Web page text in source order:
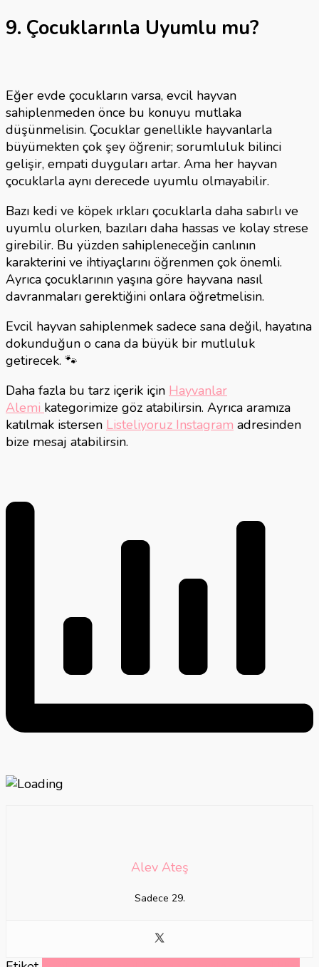
9. Çocuklarınla Uyumlu mu?
Eğer evde çocukların varsa, evcil hayvan
sahiplenmeden önce bu konuyu mutlaka
düşünmelisin. Çocuklar genellikle hayvanlarla
büyümekten çok şey öğrenir; sorumluluk bilinci
gelişir, empati duyguları artar. Ama her hayvan
çocuklarla aynı derecede uyumlu olmayabilir.
Bazı kedi ve köpek ırkları çocuklarla daha sabırlı ve
uyumlu olurken, bazıları daha hassas ve kolay strese
girebilir. Bu yüzden sahipleneceğin canlının
karakterini ve ihtiyaçlarını öğrenmen çok önemli.
Ayrıca çocuklarının yaşına göre hayvana nasıl
davranmaları gerektiğini onlara öğretmelisin.
Evcil hayvan sahiplenmek sadece sana değil, hayatına
dokunduğun o cana da büyük bir mutluluk
getirecek. 🐾
Daha fazla bu tarz içerik için Hayvanlar
Alemi kategorimize göz atabilirsin. Ayrıca aramıza
katılmak istersen Listeliyoruz Instagram adresinden
bize mesaj atabilirsin.
Alev Ateş
Sadece 29.